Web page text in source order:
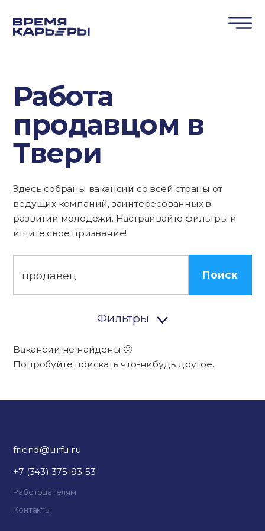
Работа
продавцом в
Твери
Здесь собраны вакансии со всей страны от
ведущих компаний, заинтересованных в
развитии молодежи. Настраивайте фильтры и
ищите свое призвание!
Поиск
Фильтры
Вакансии не найдены 🙁
Попробуйте поискать что-нибудь другое.
friend@urfu.ru
+7 (343) 375-93-53
Работодателям
Контакты